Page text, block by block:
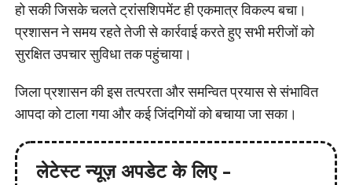
हो सकी जिसके चलते ट्रांसशिपमेंट ही एकमात्र विकल्प बचा।
प्रशासन ने समय रहते तेजी से कार्रवाई करते हुए सभी मरीजों को
सुरक्षित उपचार सुविधा तक पहुंचाया।
जिला प्रशासन की इस तत्परता और समन्वित प्रयास से संभावित
आपदा को टाला गया और कई जिंदगियों को बचाया जा सका।
लेटेस्ट न्यूज़ अपडेट के लिए -